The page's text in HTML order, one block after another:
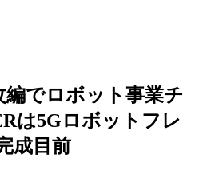
編でロボット事業チ
は5Gロボットフレ
成目前